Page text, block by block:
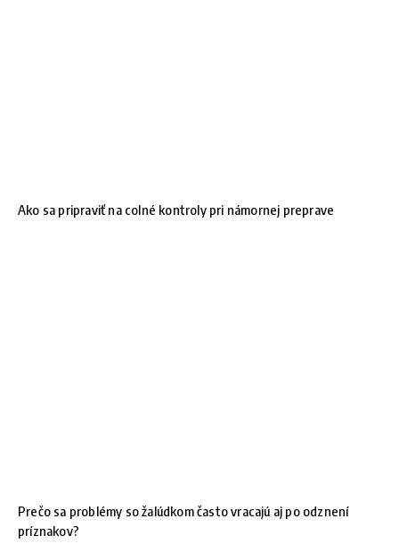
Ako sa pripraviť na colné kontroly pri námornej preprave
Prečo sa problémy so žalúdkom často vracajú aj po odznení
príznakov?